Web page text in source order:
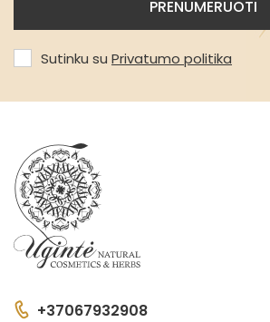
Sutinku su Privatumo politika
+37067932908